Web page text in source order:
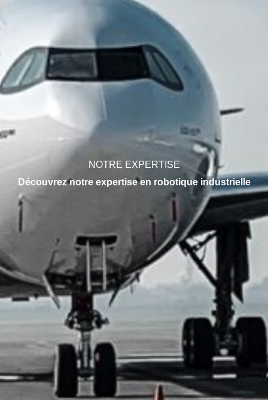
NOTRE EXPERTISE
Découvrez notre expertise en robotique industrielle